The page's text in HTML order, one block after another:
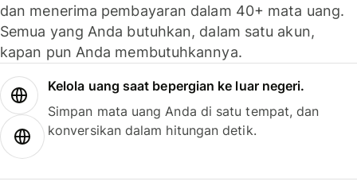
dan menerima pembayaran dalam 40+ mata uang.
Semua yang Anda butuhkan, dalam satu akun,
kapan pun Anda membutuhkannya.
Kelola uang saat bepergian ke luar negeri.
Simpan mata uang Anda di satu tempat, dan
konversikan dalam hitungan detik.